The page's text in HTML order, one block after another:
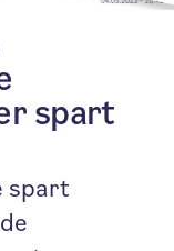
spart
spart